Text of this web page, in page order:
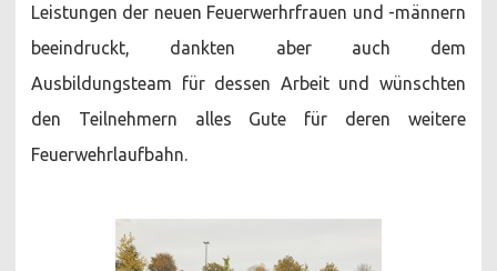
Leistungen der neuen Feuerwerhrfrauen und -männern
beeindruckt, dankten aber auch dem
Ausbildungsteam für dessen Arbeit und wünschten
den Teilnehmern alles Gute für deren weitere
Feuerwehrlaufbahn.